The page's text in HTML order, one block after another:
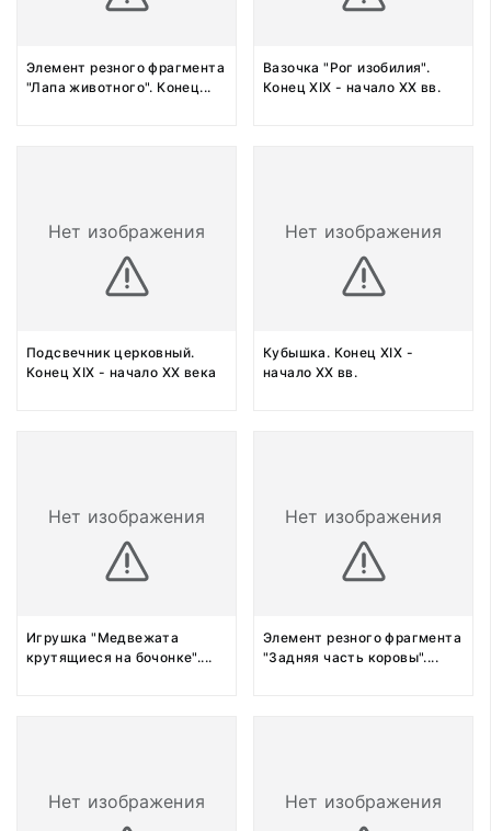
Элемент резного фрагмента
"Лапа животного". Конец...
Вазочка "Рог изобилия".
Конец XIX - начало XX вв.
Нет изображения
Подсвечник церковный.
Конец XIX - начало XX века
Нет изображения
Кубышка. Конец XIX -
начало XX вв.
Нет изображения
Игрушка "Медвежата
крутящиеся на бочонке"....
Нет изображения
Элемент резного фрагмента
"Задняя часть коровы"....
Нет изображения Нет изображения